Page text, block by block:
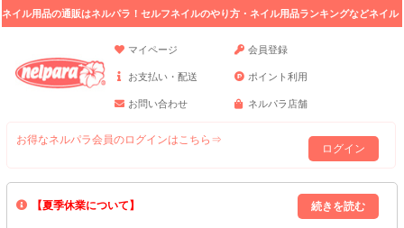
ネイル用品の通販はネルパラ！セルフネイルのやり方・ネイル用品ランキングなどネイル
マイページ
会員登録
お支払い・配送 ポイント利用
お問い合わせ ネルパラ店舗
お得なネルパラ会員のログインはこちら⇒
ログイン
【夏季休業について】